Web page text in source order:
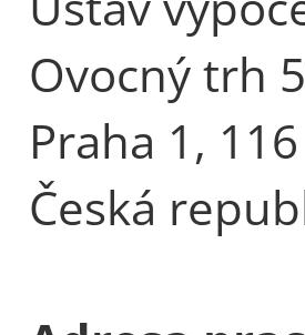
Ovocný trh
Praha 1,
Česká